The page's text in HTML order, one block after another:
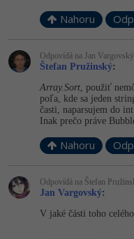
SEO
Pro děti
Více
Fórum
Kurzy e-
Testování
Datová
Digitální
HTML/CSS -
Photoshop -
Příběhy absolventů
Nahoru
Odpovídá na Jan Vargovský
Štefan Pružinský:
Array.Sort, použiť
poľa, kde sa jeden
časti, naparsujem do
Inak prečo práve
Nahoru
Odpovídá na Štefan
Jan Vargovský:
V jaké části toho